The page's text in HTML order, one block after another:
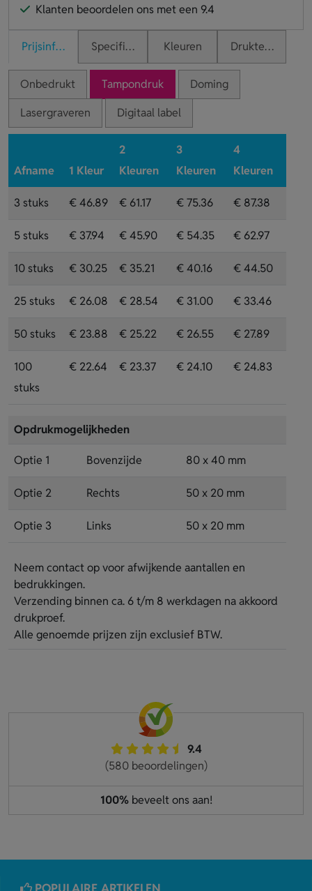
Klanten beoordelen ons met een 9.4
PrijsinformatieSpecificaties Kleuren Druktechnieken
Onbedrukt Tampondruk
Doming
Lasergraveren
Digitaal label
Afname 1 Kleur
2
Kleuren
3
Kleuren
4
Kleuren
3 stuks € 46.89 € 61.17 € 75.36 € 87.38
5 stuks € 37.94 € 45.90 € 54.35 € 62.97
10 stuks € 30.25 € 35.21 € 40.16 € 44.50
25 stuks € 26.08 € 28.54 € 31.00 € 33.46
50 stuks € 23.88 € 25.22 € 26.55 € 27.89
100
stuks
€ 22.64 € 23.37 € 24.10 € 24.83
Opdrukmogelijkheden
Optie 1 Bovenzijde 80 x 40 mm
Optie 2 Rechts 50 x 20 mm
Optie 3 Links 50 x 20 mm
Neem contact op voor afwijkende aantallen en
bedrukkingen.
Verzending binnen ca. 6 t/m 8 werkdagen na akkoord
drukproef.
Alle genoemde prijzen zijn exclusief BTW.
9.4
(580 beoordelingen)
100%beveelt ons aan!